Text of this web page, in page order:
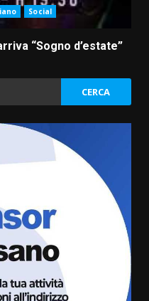
Social
“Sogno d’estate”
di Fasano apre
la Festa di
11:00